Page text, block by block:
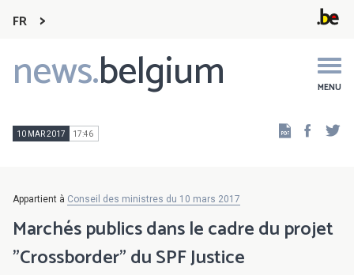
FR
news.belgium MENU
Main
navigation
10 MAR 2017 17:46
Appartient à Conseil des ministres du 10 mars 2017
Marchés publics dans le cadre du projet
"Crossborder" du SPF Justice